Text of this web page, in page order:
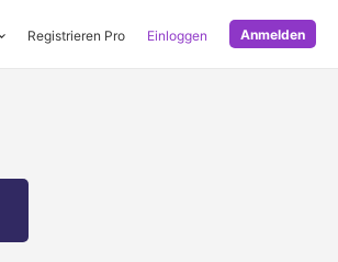
Registrieren Pro Einloggen Anmelden